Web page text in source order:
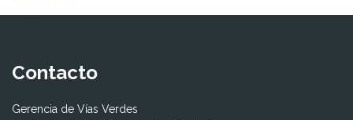
Contacto
Gerencia de Vías Verdes